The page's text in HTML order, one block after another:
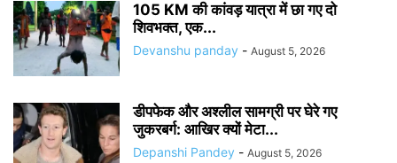
105 KM की कांवड़ यात्रा में छा गए दो
शिवभक्त, एक...
Devanshu panday - August 5, 2026
डीपफेक और अश्लील सामग्री पर घेरे गए
जुकरबर्ग: आखिर क्यों मेटा...
Depanshi Pandey - August 5, 2026